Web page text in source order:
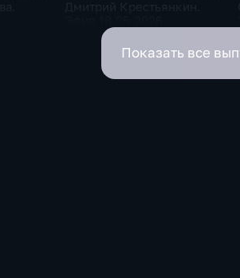
Показать все